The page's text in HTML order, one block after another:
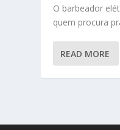
O barbeador
quem procura
READ MORE